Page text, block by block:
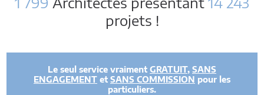
projets !
Le seul service vraiment GRATUIT, SANS
ENGAGEMENT et SANS COMMISSION pour les
particuliers.